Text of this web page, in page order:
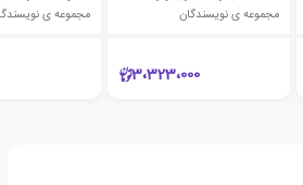
مجموعه ی نویسندگان
3،323،000
مجموعه ی